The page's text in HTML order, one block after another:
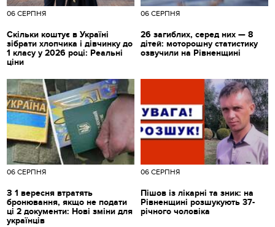
06 СЕРПНЯ
Скільки коштує в Україні
зібрати хлопчика і дівчинку до
1 класу у 2026 році: Реальні
ціни
06 СЕРПНЯ
26 загиблих, серед них — 8
дітей: моторошну статистику
озвучили на Рівненщині
06 СЕРПНЯ
З 1 вересня втратять
бронювання, якщо не подати
ці 2 документи: Нові зміни для
українців
06 СЕРПНЯ
Пішов із лікарні та зник: на
Рівненщині розшукують 37-
річного чоловіка